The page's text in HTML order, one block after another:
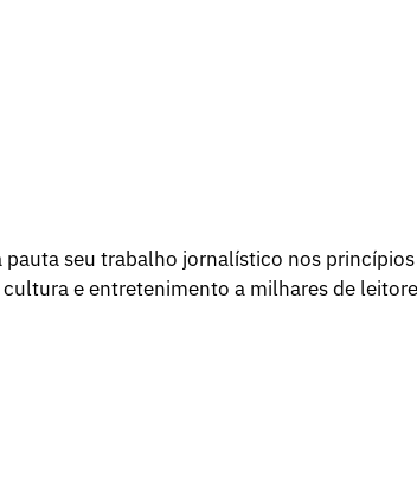
seu trabalho jornalístico nos princípios
e entretenimento a milhares de